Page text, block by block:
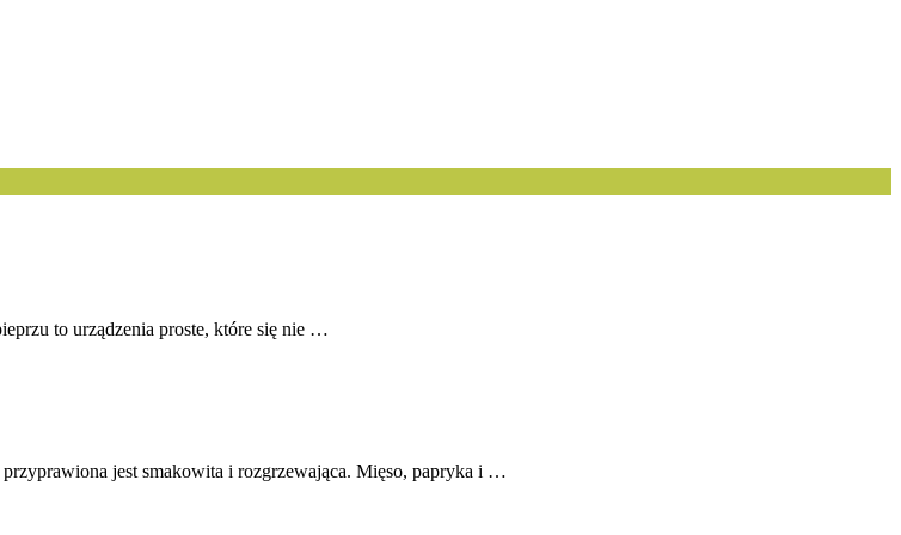
to urządzenia proste, które się nie …
jest smakowita i rozgrzewająca. Mięso, papryka i …